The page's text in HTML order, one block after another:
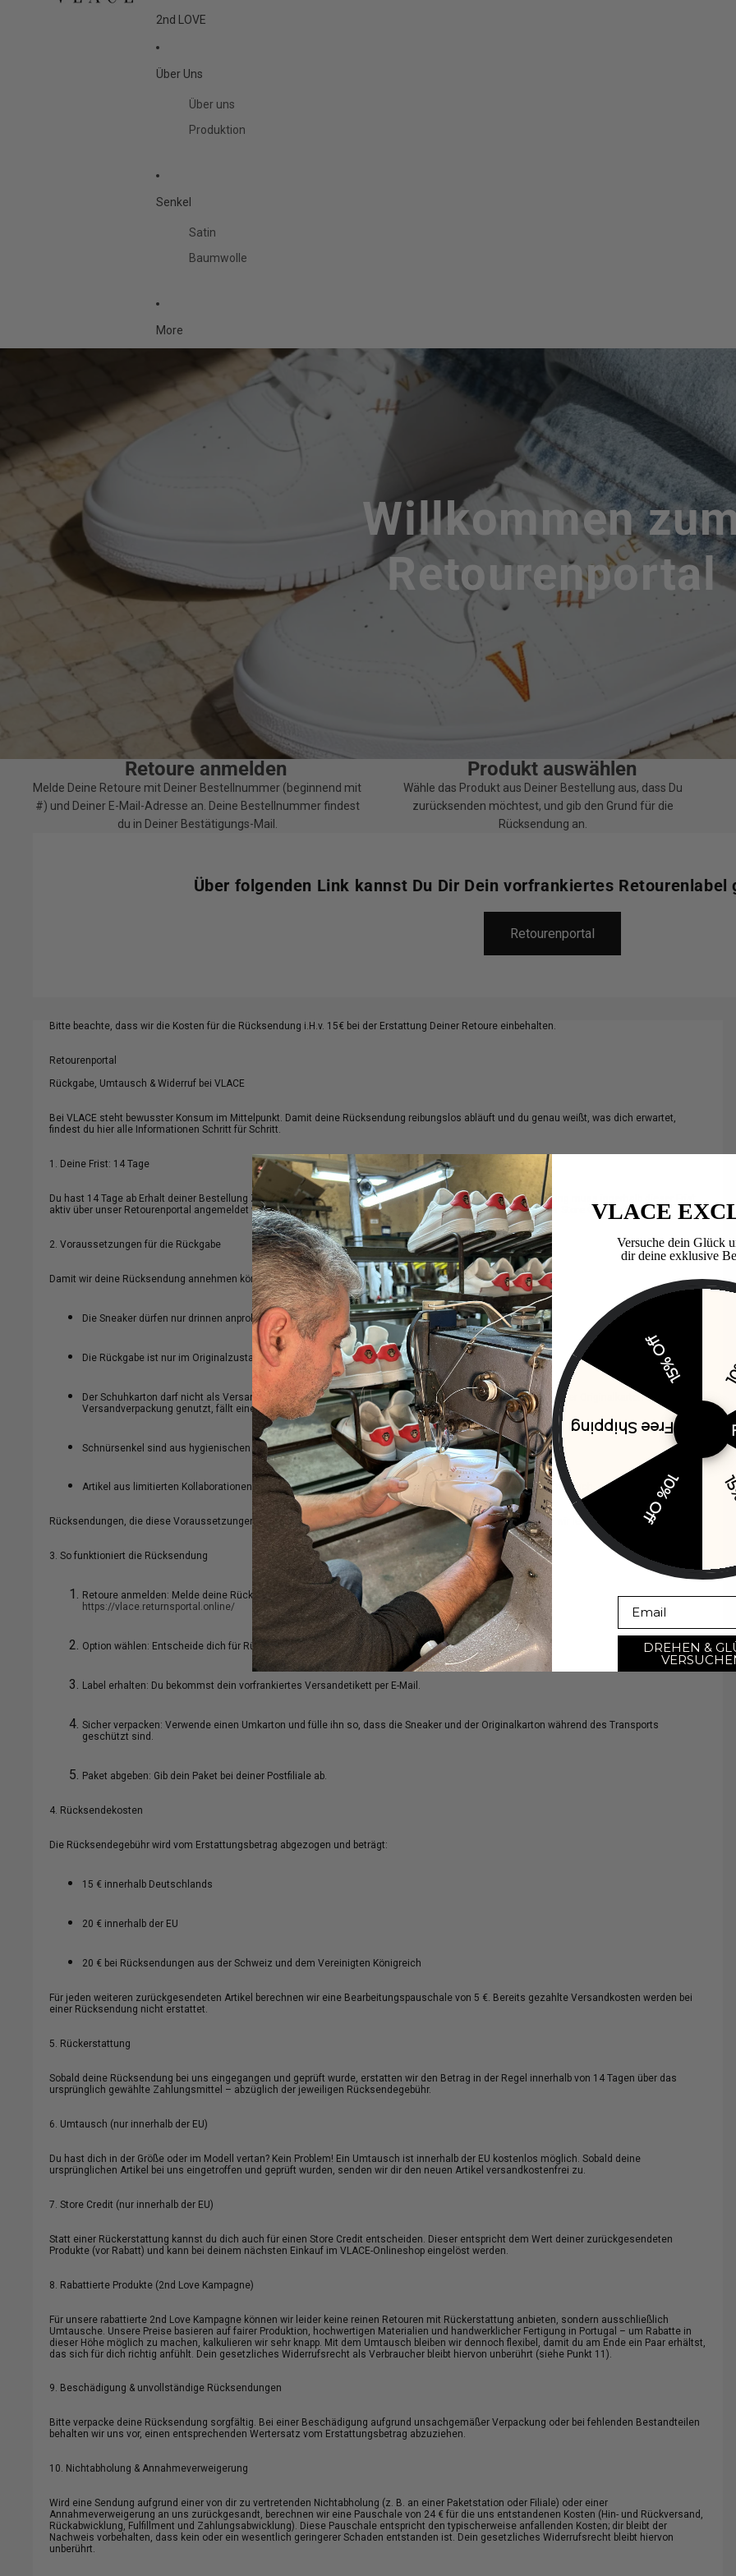
2nd LOVE
Über Uns
Über uns
Produktion
Senkel
Satin
Baumwolle
More
Willkommen
Retourenportal
Retoure anmelden
Melde Deine Retoure mit Deiner Bestellnummer (beginnend mit
#) und Deiner E-Mail-Adresse an. Deine Bestellnummer findest
du in Deiner Bestätigungs-Mail.
Produkt auswählen
Wähle das Produkt aus Deiner Bestellung aus, dass Du
zurücksenden möchtest, und gib den Grund für die
Rücksendung an.
Über folgenden Link kannst Du Dir Dein vorfrankiertes
Retourenportal
Bitte beachte, dass wir die Kosten für die Rücksendung i.H.v. 15€ bei der Erstattung Deiner Retoure einbehalten.
Retourenportal
Rückgabe, Umtausch & Widerruf bei VLACE
Bei VLACE steht bewusster Konsum im Mittelpunkt. Damit deine Rücksendung reibungslos abläuft und du genau weißt, was dich erwartet,
findest du hier alle Informationen Schritt für Schritt.
1. Deine Frist: 14 Tage
Du hast 14 Tage ab Erhalt deiner Bestellung Zeit, deine VLACE-Sneaker zurückzugeben. Wichtig: Die Rücksendung muss innerhalb dieser Frist
aktiv über unser Retourenportal angemeldet werden. Du kannst dabei zwischen Rückerstattung, Umtausch oder Store Credit wählen.
2. Voraussetzungen für die Rückgabe
Damit wir deine Rücksendung annehmen können, müssen folgende Punkte erfüllt sein:
Die Sneaker dürfen nur drinnen anprobiert und nicht getragen worden sein.
Die Rückgabe ist nur im Originalzustand und in der unversehrten Originalverpackung möglich.
Der Schuhkarton darf nicht als Versandverpackung verwendet werden – bitte nutze einen Umkarton. Wird der Originalkarton als
Versandverpackung genutzt, fällt eine Repacking-Gebühr von 5 € an.
Schnürsenkel sind aus hygienischen Gründen von Umtausch und Rückgabe ausgeschlossen.
Artikel aus limitierten Kollaborationen sind von der Rückgabe ausgeschlossen; ein Umtausch ist jedoch möglich.
Rücksendungen, die diese Voraussetzungen nicht erfüllen oder nicht fristgerecht angemeldet wurden, können wir leider nicht akzeptieren.
3. So funktioniert die Rücksendung
Retoure anmelden: Melde deine Rücksendung innerhalb der 14-Tage-Frist über unser Retourenportal an:
https://vlace.returnsportal.online/
Option wählen: Entscheide dich für Rückerstattung, Umtausch oder Store Credit.
Label erhalten: Du bekommst dein vorfrankiertes Versandetikett per E-Mail.
Sicher verpacken: Verwende einen Umkarton und fülle ihn so, dass die Sneaker und der Originalkarton während des Transports
geschützt sind.
Paket abgeben: Gib dein Paket bei deiner Postfiliale ab.
4. Rücksendekosten
Die Rücksendegebühr wird vom Erstattungsbetrag abgezogen und beträgt:
15 € innerhalb Deutschlands
20 € innerhalb der EU
20 € bei Rücksendungen aus der Schweiz und dem Vereinigten Königreich
Für jeden weiteren zurückgesendeten Artikel berechnen wir eine Bearbeitungspauschale von 5 €. Bereits gezahlte Versandkosten werden bei
einer Rücksendung nicht erstattet.
5. Rückerstattung
Sobald deine Rücksendung bei uns eingegangen und geprüft wurde, erstatten wir den Betrag in der Regel innerhalb von 14 Tagen über das
ursprünglich gewählte Zahlungsmittel – abzüglich der jeweiligen Rücksendegebühr.
6. Umtausch (nur innerhalb der EU)
Du hast dich in der Größe oder im Modell vertan? Kein Problem! Ein Umtausch ist innerhalb der EU kostenlos möglich. Sobald deine
ursprünglichen Artikel bei uns eingetroffen und geprüft wurden, senden wir dir den neuen Artikel versandkostenfrei zu.
7. Store Credit (nur innerhalb der EU)
Statt einer Rückerstattung kannst du dich auch für einen Store Credit entscheiden. Dieser entspricht dem Wert deiner zurückgesendeten
Produkte (vor Rabatt) und kann bei deinem nächsten Einkauf im VLACE-Onlineshop eingelöst werden.
8. Rabattierte Produkte (2nd Love Kampagne)
Für unsere rabattierte 2nd Love Kampagne können wir leider keine reinen Retouren mit Rückerstattung anbieten, sondern ausschließlich
Umtausche. Unsere Preise basieren auf fairer Produktion, hochwertigen Materialien und handwerklicher Fertigung in Portugal – um Rabatte in
dieser Höhe möglich zu machen, kalkulieren wir sehr knapp. Mit dem Umtausch bleiben wir dennoch flexibel, damit du am Ende ein Paar erhältst,
das sich für dich richtig anfühlt. Dein gesetzliches Widerrufsrecht als Verbraucher bleibt hiervon unberührt (siehe Punkt 11).
9. Beschädigung & unvollständige Rücksendungen
Bitte verpacke deine Rücksendung sorgfältig. Bei einer Beschädigung aufgrund unsachgemäßer Verpackung oder bei fehlenden Bestandteilen
behalten wir uns vor, einen entsprechenden Wertersatz vom Erstattungsbetrag abzuziehen.
10. Nichtabholung & Annahmeverweigerung
Wird eine Sendung aufgrund einer von dir zu vertretenden Nichtabholung (z. B. an einer Paketstation oder Filiale) oder einer
Annahmeverweigerung an uns zurückgesandt, berechnen wir eine Pauschale von 24 € für die uns entstandenen Kosten (Hin- und Rückversand,
Rückabwicklung, Fulfillment und Zahlungsabwicklung). Diese Pauschale entspricht den typischerweise anfallenden Kosten; dir bleibt der
Nachweis vorbehalten, dass kein oder ein wesentlich geringerer Schaden entstanden ist. Dein gesetzliches Widerrufsrecht bleibt hiervon
unberührt.
VLACE
Versuche dein Glück
dir deine exklusive
10% Off
Free Shipping
15% Off
DREHEN &